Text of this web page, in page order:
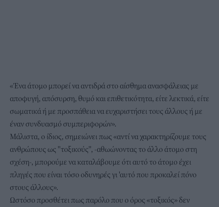
«Ένα άτομο μπορεί να αντιδρά στο αίσθημα ανασφάλειας με
αποφυγή, απόσυρση, θυμό και επιθετικότητα, είτε λεκτικά, είτε
σωματικά ή με προσπάθεια να ευχαριστήσει τους άλλους ή με
έναν συνδυασμό συμπεριφορών».
Μάλιστα, ο ίδιος, σημειώνει πως «αντί να χαρακτηρίζουμε τους
ανθρώπους ως ''τοξικούς'', -αθωώνοντας το άλλο άτομο στη
σχέση-, μπορούμε να καταλάβουμε ότι αυτό το άτομο έχει
πληγές που είναι τόσο οδυνηρές γι 'αυτό που προκαλεί πόνο
στους άλλους».
Ωστόσο προσθέτει πως παρόλο που ο όρος «τοξικός» δεν